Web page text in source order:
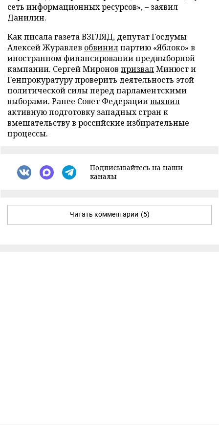
сеть информационных ресурсов», – заявил
Данилин.
Как писала газета ВЗГЛЯД, депутат Госдумы
Алексей Журавлев обвинилпартию «Яблоко» в
иностранном финансировании предвыборной
кампании. Сергей Миронов призвалМинюст и
Генпрокуратуру проверить деятельность этой
политической силы перед парламентскими
выборами. Ранее Совет Федерациивыявил
активную подготовку западных стран к
вмешательству в российские избирательные
процессы.
Подписывайтесь на наши
каналы
Читать комментарии (5)